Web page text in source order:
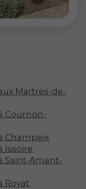
Martres-de-
Cournon-
Champeix
Issoire
Saint-Amant-
Royat